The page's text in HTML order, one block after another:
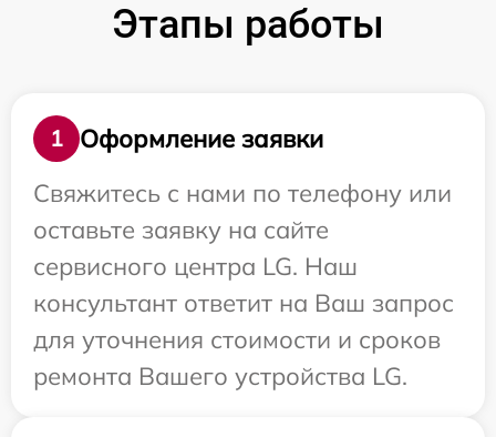
Этапы работы
1
Оформление заявки
Свяжитесь с нами по телефону или
оставьте заявку на сайте
сервисного центра LG. Наш
консультант ответит на Ваш запрос
для уточнения стоимости и сроков
ремонта Вашего устройства LG.